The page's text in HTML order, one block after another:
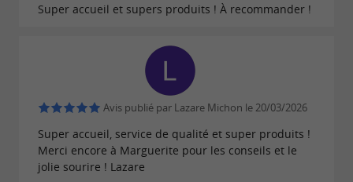
pour garantir leur
que l'entreprise ne cultive plus de fruit,
processus rigoureux de sélection
provenance des fruits, leur taux de sucre, et un
ramassage effectué uniquement à
Super accueil et supers produits ! À recommander !
Avis publié par Lazare Michon le 20/03/2026
Super accueil, service de qualité et super produits !
Merci encore à Marguerite pour les conseils et le
jolie sourire ! Lazare